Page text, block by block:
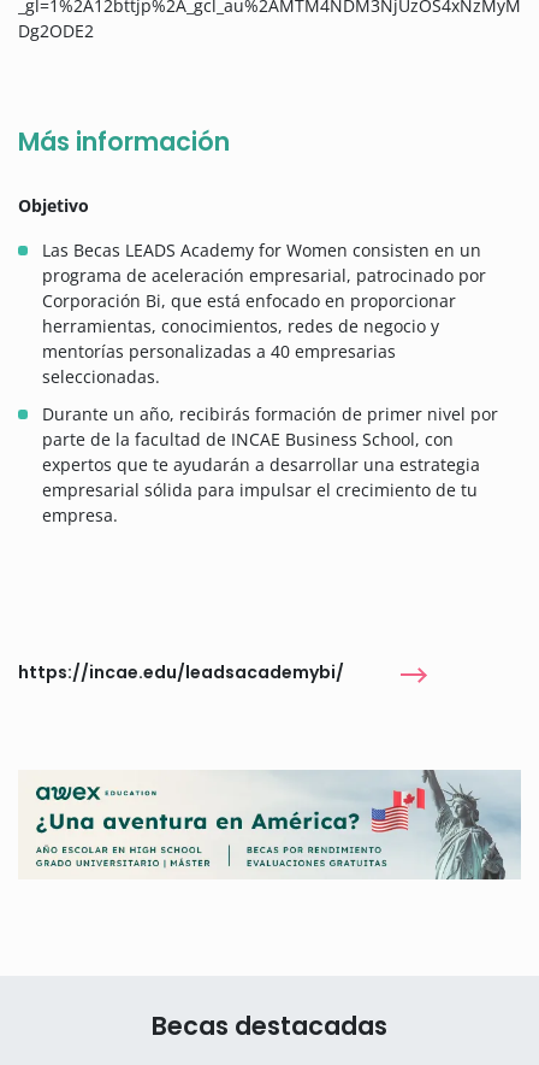
_gl=1%2A12bttjp%2A_gcl_au%2AMTM4NDM3NjUzOS4xNzMyM
Dg2ODE2
Más información
Objetivo
Las Becas LEADS Academy for Women consisten en un
programa de aceleración empresarial, patrocinado por
Corporación Bi, que está enfocado en proporcionar
herramientas, conocimientos, redes de negocio y
mentorías personalizadas a 40 empresarias
seleccionadas.
Durante un año, recibirás formación de primer nivel por
parte de la facultad de INCAE Business School, con
expertos que te ayudarán a desarrollar una estrategia
empresarial sólida para impulsar el crecimiento de tu
empresa.
https://incae.edu/leadsacademybi/
Becas destacadas